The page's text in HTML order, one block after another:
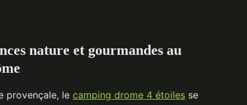
nature et gourmandes au
provençale, le camping drome 4 étoiles se